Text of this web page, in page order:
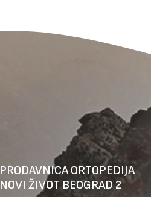
PRODAVNICA ORTOPEDIJA
NOVI ŽIVOT BEOGRAD 2